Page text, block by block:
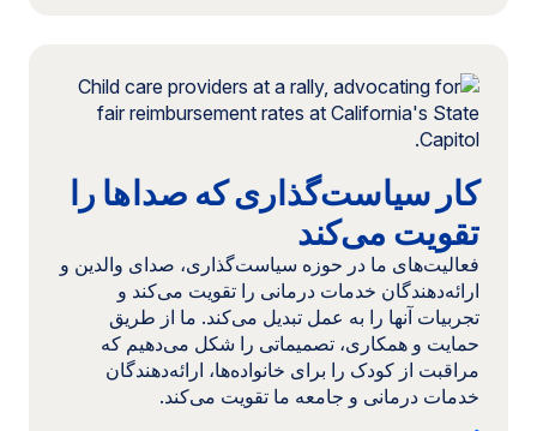
مطلب:
سیاست‌گذاری
صداها
تقویت
می‌کند
کار سیاست‌گذاری که صداها را
تقویت می‌کند
فعالیت‌های ما در حوزه سیاست‌گذاری، صدای والدین و
ارائه‌دهندگان خدمات درمانی را تقویت می‌کند و
تجربیات آنها را به عمل تبدیل می‌کند. ما از طریق
حمایت و همکاری، تصمیماتی را شکل می‌دهیم که
مراقبت از کودک را برای خانواده‌ها، ارائه‌دهندگان
خدمات درمانی و جامعه ما تقویت می‌کند.